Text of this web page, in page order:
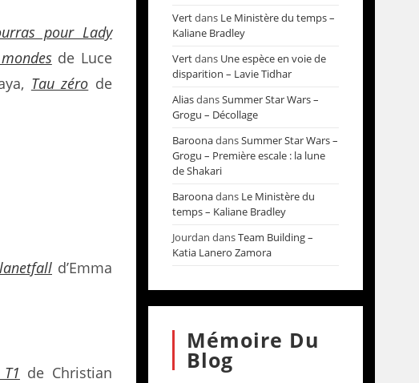
pour Lady
de Luce
Tau zéro de
d’Emma
de Christian
Vertdans Le Ministère du temps –
Kaliane Bradley
Vertdans Une espèce en voie de
disparition – Lavie Tidhar
AliasdansSummer Star Wars –
Grogu – Décollage
BaroonadansSummer Star Wars –
Grogu – Première escale : la lune
de Shakari
Baroonadans Le Ministère du
temps – Kaliane Bradley
Jourdan dansTeam Building –
Katia Lanero Zamora
Mémoire Du
Blog